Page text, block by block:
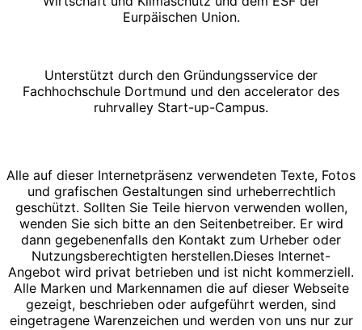
Eurpäischen Union.
Unterstützt durch den Gründungsservice der
Fachhochschule Dortmund und den accelerator des
ruhrvalley Start-up-Campus.
Alle auf dieser Internetpräsenz verwendeten Texte, Fotos
und grafischen Gestaltungen sind urheberrechtlich
geschützt. Sollten Sie Teile hiervon verwenden wollen,
wenden Sie sich bitte an den Seitenbetreiber. Er wird
dann gegebenenfalls den Kontakt zum Urheber oder
Nutzungsberechtigten herstellen.Dieses Internet-
Angebot wird privat betrieben und ist nicht kommerziell.
Alle Marken und Markennamen die auf dieser Webseite
gezeigt, beschrieben oder aufgeführt werden, sind
eingetragene Warenzeichen und werden von uns nur zur